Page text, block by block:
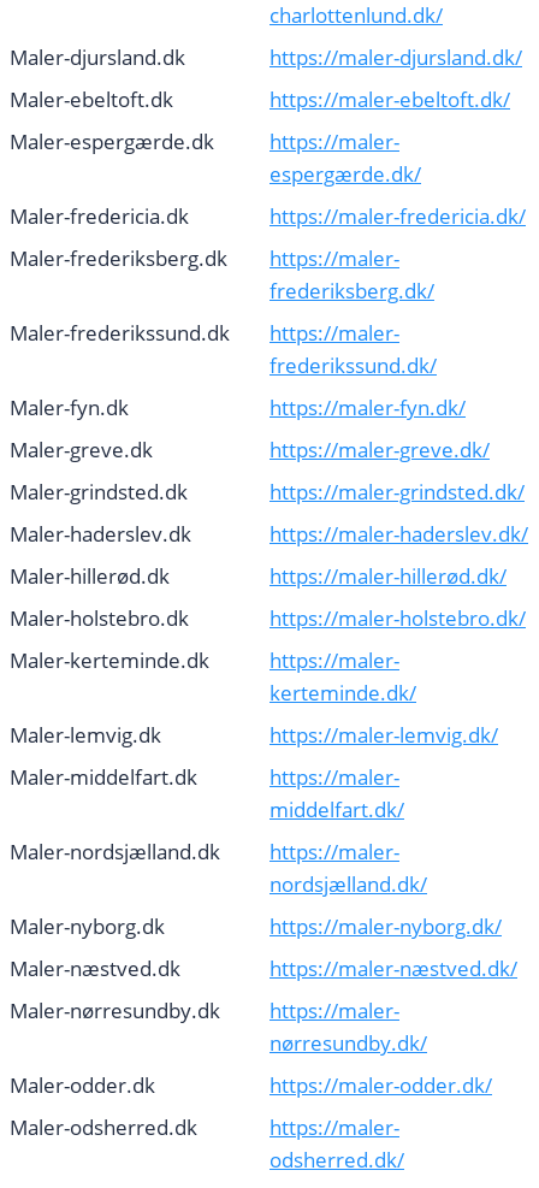
charlottenlund.dk/
Maler-djursland.dk
https://maler-djursland.dk/
Maler-ebeltoft.dk
https://maler-ebeltoft.dk/
Maler-espergærde.dk
https://maler-
espergærde.dk/
Maler-fredericia.dk
https://maler-fredericia.dk/
Maler-frederiksberg.dk
https://maler-
frederiksberg.dk/
Maler-frederikssund.dk
https://maler-
frederikssund.dk/
Maler-fyn.dk
https://maler-fyn.dk/
Maler-greve.dk
https://maler-greve.dk/
Maler-grindsted.dk
https://maler-grindsted.dk/
Maler-haderslev.dk
https://maler-haderslev.dk/
Maler-hillerød.dk
https://maler-hillerød.dk/
Maler-holstebro.dk
https://maler-holstebro.dk/
Maler-kerteminde.dk
https://maler-
kerteminde.dk/
Maler-lemvig.dk
https://maler-lemvig.dk/
Maler-middelfart.dk
https://maler-
middelfart.dk/
Maler-nordsjælland.dk
https://maler-
nordsjælland.dk/
Maler-nyborg.dk
https://maler-nyborg.dk/
Maler-næstved.dk
https://maler-næstved.dk/
Maler-nørresundby.dk
https://maler-
nørresundby.dk/
Maler-odder.dk
https://maler-odder.dk/
Maler-odsherred.dk
https://maler-
odsherred.dk/